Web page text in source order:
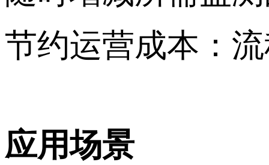
节约运营成本：
应用场景